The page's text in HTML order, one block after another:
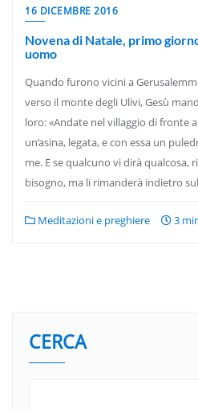
16 DICEMBRE 2016
Novena di Natale, primo
uomo
Quando furono vicini a
verso il monte degli Ulivi, Gesù
loro: «Andate nel villaggio di fronte
un’asina, legata, e con essa un
me. E se qualcuno vi dirà qualcosa,
bisogno, ma li rimanderà indietro
Meditazioni e preghiere 3
CERCA